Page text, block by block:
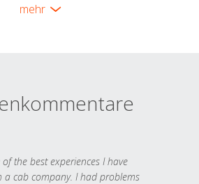
mehr
the best experiences I have
a cab company. I had problems